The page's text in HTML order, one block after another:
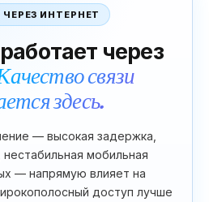
ИНТЕРНЕТ
через
связи
здесь.
— высокая задержка,
мобильная
— напрямую влияет на
доступ лучше